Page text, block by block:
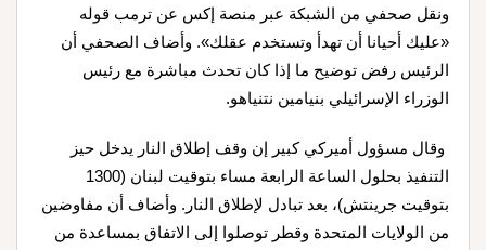
ونقل صحفي من الشبكة عبر منصة إكس عن ترمب قوله
«عليك أحيانا أن تهدأ وتستخدم عقلك». وأضاف الصحفي أن
الرئيس رفض توضيح ما إذا كان تحدث مباشرة مع رئيس
الوزراء الإسرائيلي بنيامين نتنياهو.
وقال مسؤول أميركي كبير إن وقف إطلاق النار يدخل حيز
التنفيذ بحلول الساعة الرابعة مساء بتوقيت لبنان (1300
بتوقيت جرينتش)، بعد تبادل لإطلاق النار. وأضاف أن مفاوضين
من الولايات المتحدة وقطر توصلوا إلى الاتفاق بمساعدة من